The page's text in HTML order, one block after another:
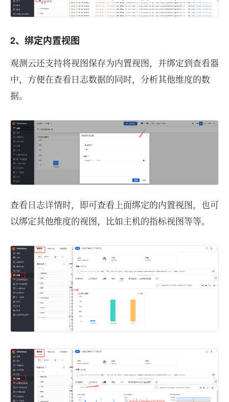
2、绑定内置视图
观测云还支持将视图保存为内置视图，并绑定到查看器
中，方便在查看日志数据的同时，分析其他维度的数
据。
查看日志详情时，即可查看上面绑定的内置视图，也可
以绑定其他维度的视图，比如主机的指标视图等等。